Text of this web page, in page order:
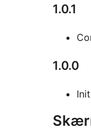
1.0.1
1.0.0